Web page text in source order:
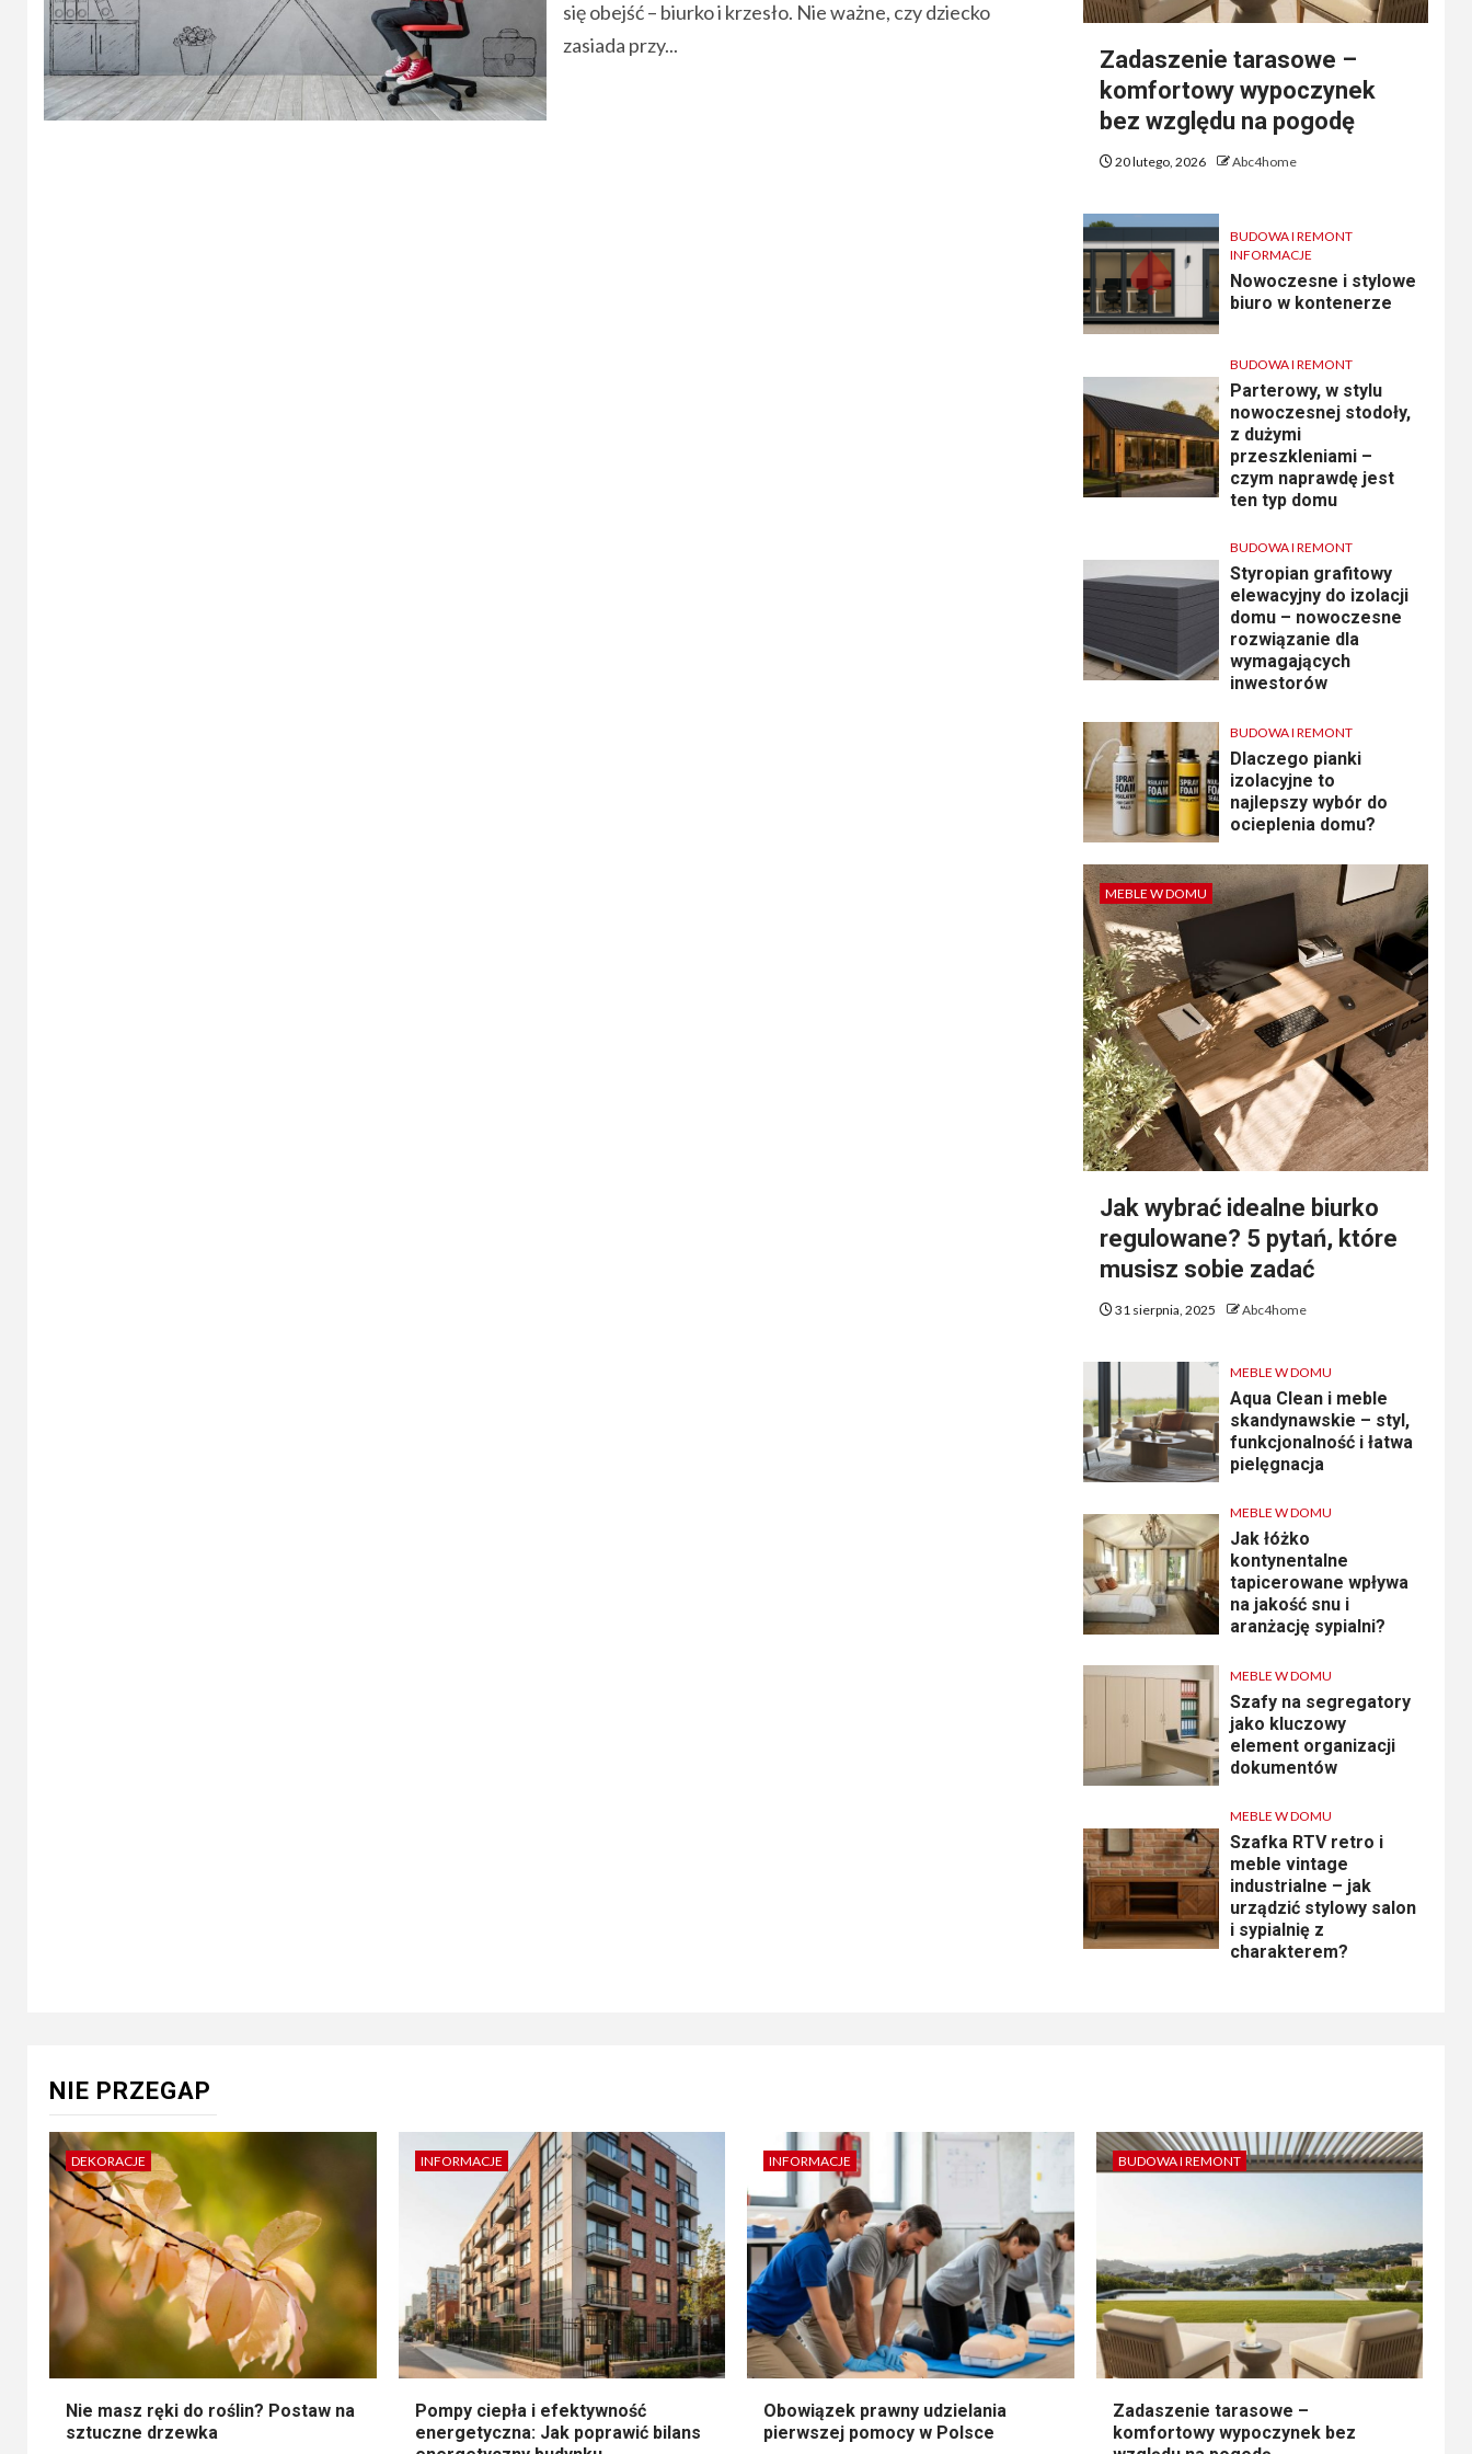
się obejść – biurko i krzesło. Nie ważne, czy dziecko
zasiada przy...
Zadaszenie tarasowe –
komfortowy wypoczynek
bez względu na pogodę
20 lutego, 2026 Abc4home
BUDOWA I REMONT
INFORMACJE
Nowoczesne i stylowe
biuro w kontenerze
BUDOWA I REMONT
Parterowy, w stylu
nowoczesnej stodoły,
z dużymi
przeszkleniami –
czym naprawdę jest
ten typ domu
BUDOWA I REMONT
Styropian grafitowy
elewacyjny do izolacji
domu – nowoczesne
rozwiązanie dla
wymagających
inwestorów
BUDOWA I REMONT
Dlaczego pianki
izolacyjne to
najlepszy wybór do
ocieplenia domu?
MEBLE W DOMU
Jak wybrać idealne biurko
regulowane? 5 pytań, które
musisz sobie zadać
31 sierpnia, 2025 Abc4home
MEBLE W DOMU
Aqua Clean i meble
skandynawskie – styl,
funkcjonalność i łatwa
pielęgnacja
MEBLE W DOMU
Jak łóżko
kontynentalne
tapicerowane wpływa
na jakość snu i
aranżację sypialni?
MEBLE W DOMU
Szafy na segregatory
jako kluczowy
element organizacji
dokumentów
MEBLE W DOMU
Szafka RTV retro i
meble vintage
industrialne – jak
urządzić stylowy salon
i sypialnię z
charakterem?
NIE PRZEGAP
DEKORACJE
Nie masz ręki do roślin? Postaw na
sztuczne drzewka
INFORMACJE
Pompy ciepła i efektywność
energetyczna: Jak poprawić bilans
INFORMACJE
Obowiązek prawny udzielania
pierwszej pomocy w Polsce
BUDOWA I REMONT
Zadaszenie tarasowe –
komfortowy wypoczynek bez